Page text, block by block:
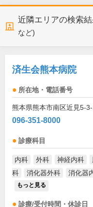
近隣エリアの検索
など)
済生会熊本病院
所在地・電話番号
熊本県熊本市南区近見5-3-
096-351-8000
診療科目
内科 外科 神経内科
科
消化器外科 消化器
もっと見る
診療/受付時間・休診日